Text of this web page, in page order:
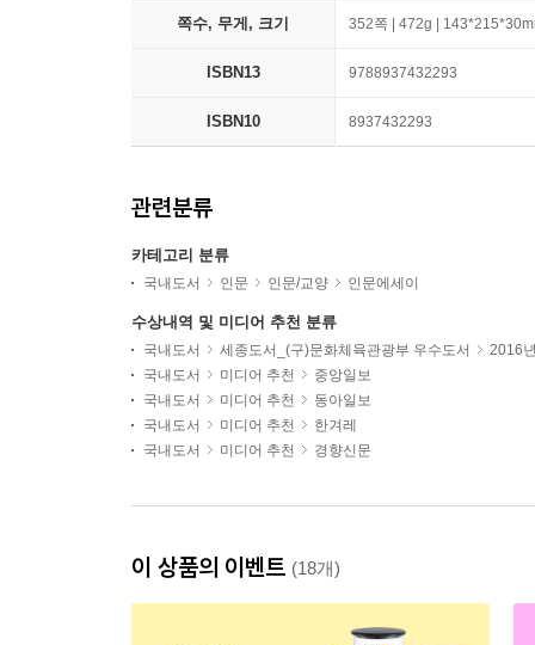
쪽수, 무게, 크기 352쪽 | 472g |
ISBN13 9788937432293
ISBN10 8937432293
관련분류
카테고리 분류
국내도서 인문 인문/교양 인문에세이
수상내역 및 미디어 추천 분류
국내도서 세종도서_(구)문화체육관광부 우수도서
2016
국내도서
미디어 추천
중앙일보
국내도서
미디어 추천
동아일보
국내도서
미디어 추천
한겨레
국내도서
미디어 추천 경향신문
이 상품의 이벤트 (18개)